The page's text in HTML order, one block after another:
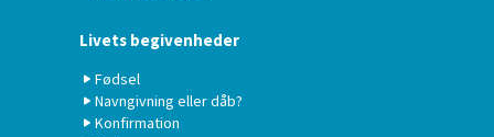
Livets begivenheder
Fødsel
Navngivning eller dåb?
Konfirmation